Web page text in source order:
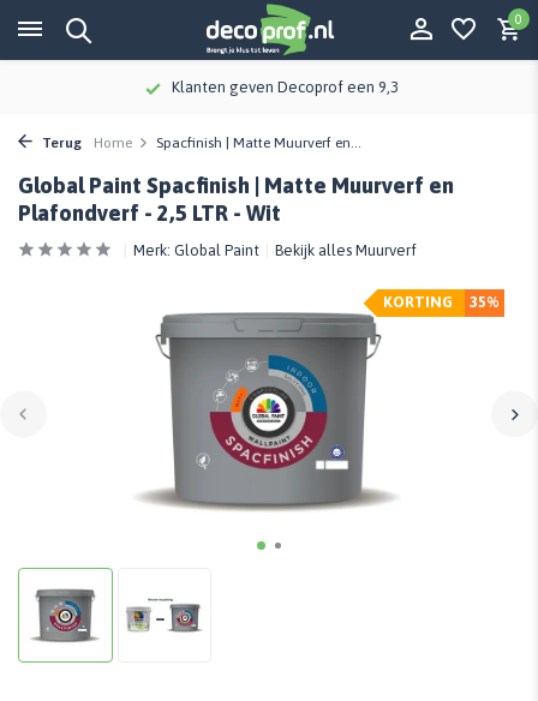
0
Klanten geven Decoprof een 9,3
Terug Home Spacfinish | Matte Muurverf en...
Global Paint Spacfinish | Matte Muurverf en
Plafondverf - 2,5 LTR - Wit
Merk: Global Paint Bekijk alles Muurverf
35%
KORTING